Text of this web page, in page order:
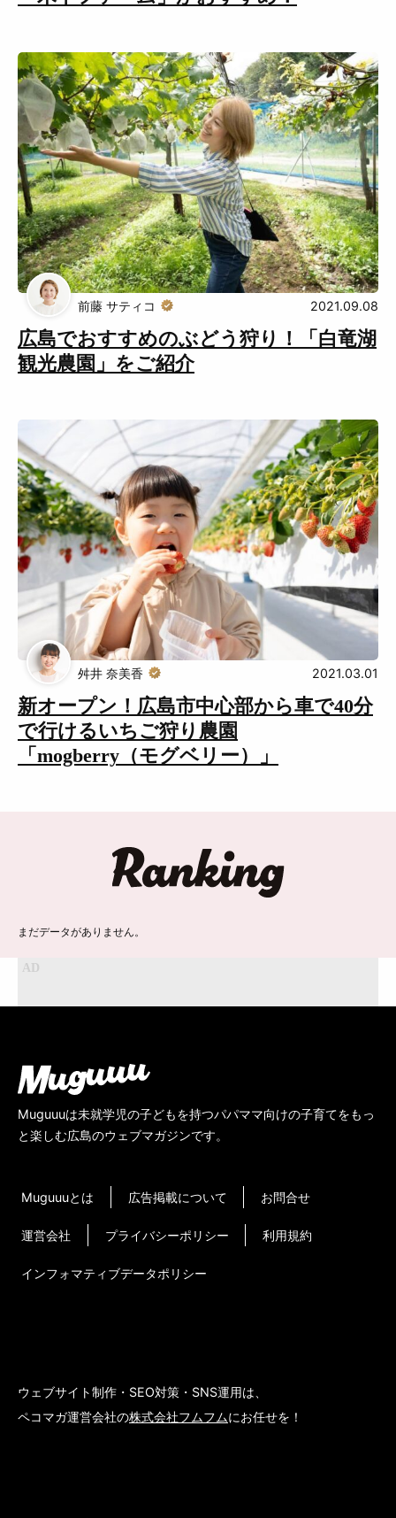
広島でおすすめのぶどう狩り！「白竜湖
観光農園」をご紹介
前藤 サティコ 2021.09.08
新オープン！広島市中心部から車で40分
で行けるいちご狩り農園
「mogberry（モグベリー）」
舛井 奈美香 2021.03.01
まだデータがありません。
Muguuuは未就学児の子どもを持つパパママ向けの子育てをもっ
と楽しむ広島のウェブマガジンです。
Muguuuとは 広告掲載について お問合せ
運営会社 プライバシーポリシー 利用規約
インフォマティブデータポリシー
ウェブサイト制作・SEO対策・SNS運用は、
ペコマガ運営会社の株式会社フムフムにお任せを！